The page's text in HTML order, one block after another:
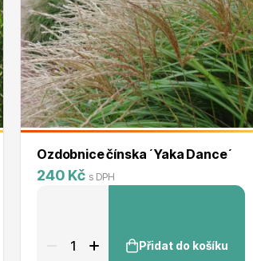
Ozdobnice čínska ´Yaka Dance´
240 Kč s DPH
Přidat do košíku